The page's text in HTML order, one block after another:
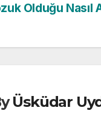
Olduğu Nasıl
Üsküdar